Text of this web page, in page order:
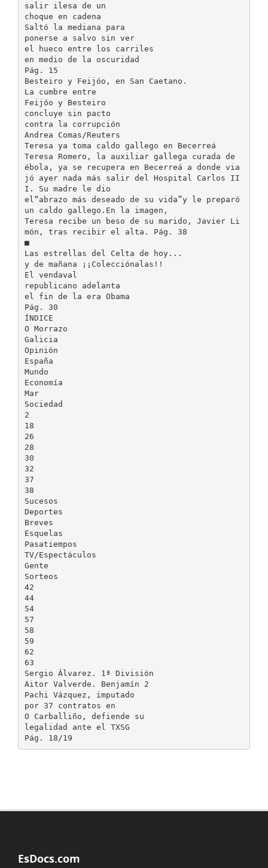
salir ilesa de un
choque en cadena
Saltó la mediana para
ponerse a salvo sin ver
el hueco entre los carriles
en medio de la oscuridad
Pág. 15
Besteiro y Feijóo, en San Caetano.
La cumbre entre
Feijóo y Besteiro
concluye sin pacto
contra la corrupción
Andrea Comas/Reuters
Teresa ya toma caldo gallego en Becerreá
Teresa Romero, la auxiliar gallega curada de
ébola, ya se recupera en Becerreá a donde via
jó ayer nada más salir del Hospital Carlos II
I. Su madre le dio
el“abrazo más deseado de su vida”y le preparó
un caldo gallego.En la imagen,
Teresa recibe un beso de su marido, Javier Li
món, tras recibir el alta. Pág. 38
■
Las estrellas del Celta de hoy...
y de mañana ¡¡Colecciónalas!!
El vendaval
republicano adelanta
el fin de la era Obama
Pág. 30
ÍNDICE
O Morrazo
Galicia
Opinión
España
Mundo
Economía
Mar
Sociedad
2
18
26
28
30
32
37
38
Sucesos
Deportes
Breves
Esquelas
Pasatiempos
TV/Espectáculos
Gente
Sorteos
42
44
54
57
58
59
62
63
Sergio Álvarez. 1ª División
Aitor Valverde. Benjamín 2
Pachi Vázquez, imputado
por 37 contratos en
O Carballiño, defiende su
legalidad ante el TXSG
EsDocs.com